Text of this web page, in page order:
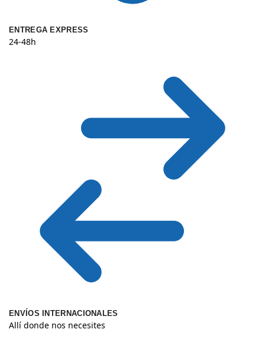
ENTREGA EXPRESS
24-48h
ENVÍOS INTERNACIONALES
Allí donde nos necesites